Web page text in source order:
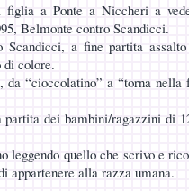
figlia a Ponte a Niccheri a
Belmonte contro Scandicci.
Scandicci, a fine partita
di colore.
“cioccolatino” a “torna nella
dei bambini/ragazzini di
leggendo quello che scrivo e
appartenere alla razza umana.